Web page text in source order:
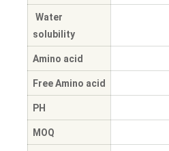
Water
solubility
Amino acid
Free Amino acid
PH
MOQ